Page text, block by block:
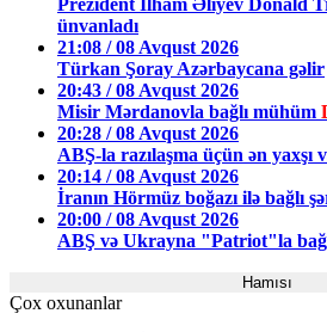
Prezident İlham Əliyev Donald
ünvanladı
21:08 / 08 Avqust 2026
Türkan Şoray Azərbaycana gəlir
20:43 / 08 Avqust 2026
Misir Mərdanovla bağlı mühüm
20:28 / 08 Avqust 2026
ABŞ-la razılaşma üçün ən yaxşı
20:14 / 08 Avqust 2026
İranın Hörmüz boğazı ilə bağlı
20:00 / 08 Avqust 2026
ABŞ və Ukrayna "Patriot"la
Hamısı
Çox oxunanlar